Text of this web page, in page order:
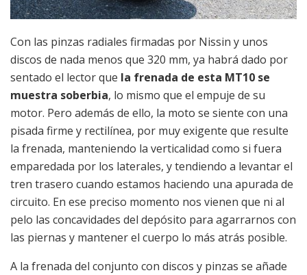
Con las pinzas radiales firmadas por Nissin y unos
discos de nada menos que 320 mm, ya habrá dado por
sentado el lector que la frenada de esta MT10 se
muestra soberbia, lo mismo que el empuje de su
motor. Pero además de ello, la moto se siente con una
pisada firme y rectilínea, por muy exigente que resulte
la frenada, manteniendo la verticalidad como si fuera
emparedada por los laterales, y tendiendo a levantar el
tren trasero cuando estamos haciendo una apurada de
circuito. En ese preciso momento nos vienen que ni al
pelo las concavidades del depósito para agarrarnos con
las piernas y mantener el cuerpo lo más atrás posible.
A la frenada del conjunto con discos y pinzas se añade